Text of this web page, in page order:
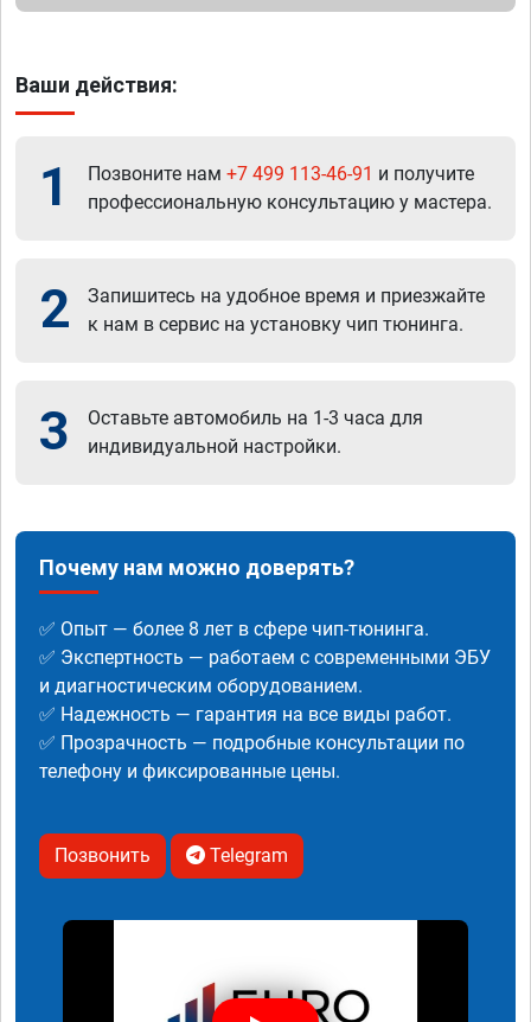
Ваши действия:
1 Позвоните нам +7 499 113-46-91 и получите
профессиональную консультацию у мастера.
2
Запишитесь на удобное время и приезжайте
к нам в сервис на установку чип тюнинга.
3
Оставьте автомобиль на 1-3 часа для
индивидуальной настройки.
Почему нам можно доверять?
✅ Опыт — более 8 лет в сфере чип-тюнинга.
✅ Экспертность — работаем с современными ЭБУ
и диагностическим оборудованием.
✅ Надежность — гарантия на все виды работ.
✅ Прозрачность — подробные консультации по
телефону и фиксированные цены.
Позвонить Telegram